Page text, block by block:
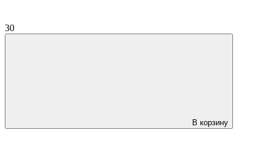
30
В корзину